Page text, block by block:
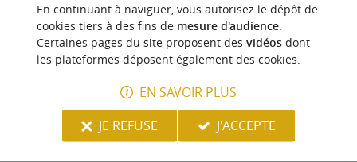
Que faire dans le Béarn l’hiver ?
227 m - Navarrenx
Séjours / Weekend Culturelle
En continuant à naviguer, vous autorisez le dépôt de
cookies tiers à des fins de mesure d'audience.
Certaines pages du site proposent des vidéosdont
les plateformes déposent également des cookies.
EN SAVOIR PLUS
JE REFUSE
J'ACCEPTE